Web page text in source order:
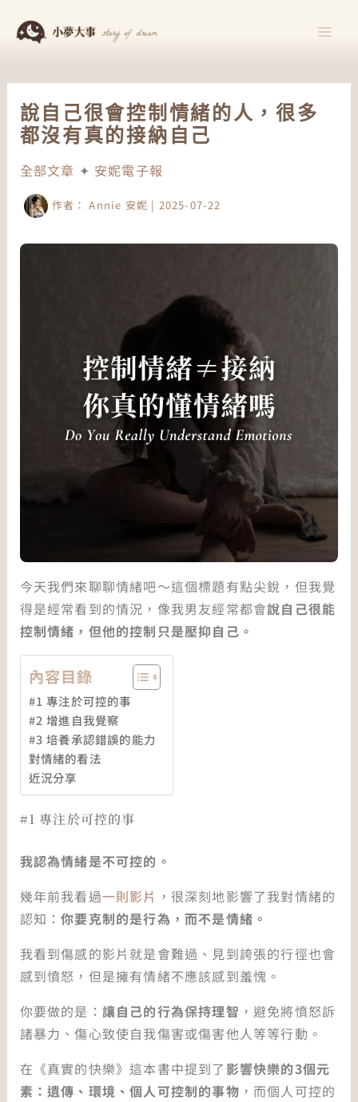
說自己很會控制情緒的人，很多
都沒有真的接納自己
全部文章 ✦ 安妮電子報
作者： Annie 安妮 | 2025-07-22
今天我們來聊聊情緒吧～這個標題有點尖銳，但我覺
得是經常看到的情況，像我男友經常都會說自己很能
控制情緒，但他的控制只是壓抑自己。
內容目錄
#1 專注於可控的事
#2 增進自我覺察
#3 培養承認錯誤的能力
對情緒的看法
近況分享
#1 專注於可控的事
我認為情緒是不可控的。
幾年前我看過一則影片 ，很深刻地影響了我對情緒的
認知：你要克制的是行為，而不是情緒。
我看到傷感的影片就是會難過、見到誇張的行徑也會
感到憤怒，但是擁有情緒不應該感到羞愧。
你要做的是： 讓自己的行為保持理智 ，避免將憤怒訴
諸暴力、傷心致使自我傷害或傷害他人等等行動。
在《真實的快樂》這本書中提到了影響快樂的3個元
素：遺傳、環境、個人可控制的事物 ，而個人可控的